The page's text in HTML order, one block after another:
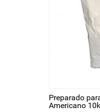
Preparado
Americano